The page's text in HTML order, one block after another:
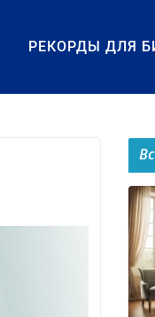
РЕКОРДЫ ДЛЯ